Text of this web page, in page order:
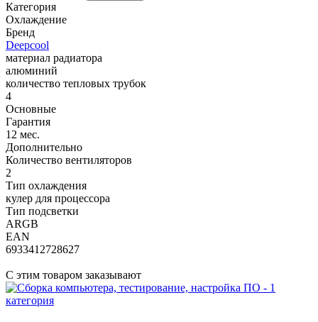
Категория
Охлаждение
Бренд
Deepcool
материал радиатора
алюминий
количество тепловых трубок
4
Основные
Гарантия
12 мес.
Дополнительно
Количество вентиляторов
2
Тип охлаждения
кулер для процессора
Тип подсветки
ARGB
EAN
6933412728627
С этим товаром заказывают